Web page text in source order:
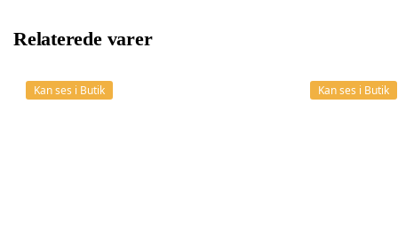
Relaterede varer
Kan ses i Butik Kan ses i Butik